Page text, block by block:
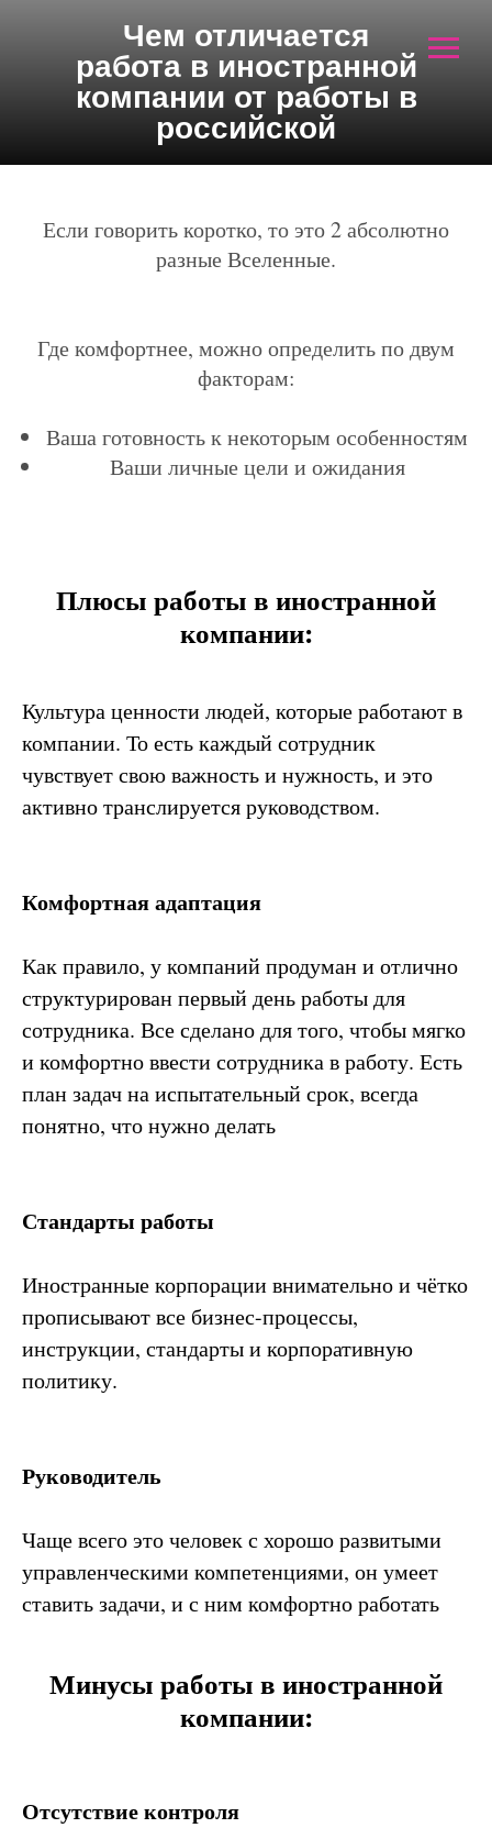
Чем отличается
работа в иностранной
компании от работы в
российской
Если говорить коротко, то это 2 абсолютно
разные Вселенные.
Где комфортнее, можно определить по двум
факторам:
Ваша готовность к некоторым особенностям
Ваши личные цели и ожидания
Плюсы работы в иностранной
компании:
Культура ценности людей, которые работают в
компании. То есть каждый сотрудник
чувствует свою важность и нужность, и это
активно транслируется руководством.
Комфортная адаптация
Как правило, у компаний продуман и отлично
структурирован первый день работы для
сотрудника. Все сделано для того, чтобы мягко
и комфортно ввести сотрудника в работу. Есть
план задач на испытательный срок, всегда
понятно, что нужно делать
Стандарты работы
Иностранные корпорации внимательно и чётко
прописывают все бизнес-процессы,
инструкции, стандарты и корпоративную
политику.
Руководитель
Чаще всего это человек с хорошо развитыми
управленческими компетенциями, он умеет
ставить задачи, и с ним комфортно работать
Минусы работы в иностранной
компании:
Отсутствие контроля